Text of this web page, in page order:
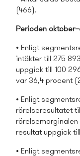
(466).
Perioden
• Enligt
intäkter till 275
uppgick till 100
var 36,4 procent
• Enligt
rörelseresultatet
rörelsemarginalen
resultat uppgick
• Enligt